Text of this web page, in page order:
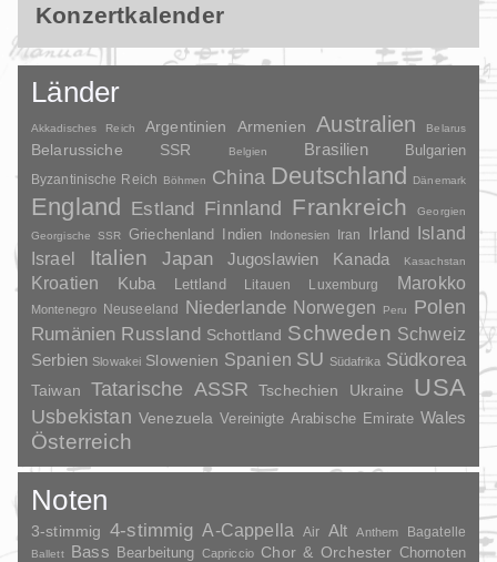
Konzertkalender
Länder
Akkadisches Reich Argentinien Armenien Australien Belarus
Belarussiche SSR Belgien Brasilien Bulgarien
Byzantinische Reich Böhmen China Deutschland Dänemark
England Estland Finnland Frankreich
Georgien
Georgische SSR
Griechenland Indien Indonesien Iran Irland
Island
Israel
Italien Japan Jugoslawien Kanada Kasachstan
Kroatien Kuba Lettland Litauen Luxemburg Marokko
Montenegro Neuseeland Niederlande Norwegen Peru
Polen
Rumänien Russland Schottland Schweden Schweiz
Serbien Slowakei Slowenien Spanien SU Südafrika Südkorea
Taiwan Tatarische ASSR Tschechien Ukraine USA
Usbekistan Venezuela Vereinigte Arabische Emirate Wales
Österreich
Noten
3-stimmig 4-stimmig A-Cappella Air Alt Anthem Bagatelle
Ballett Bass Bearbeitung Capriccio Chor & Orchester Chornoten